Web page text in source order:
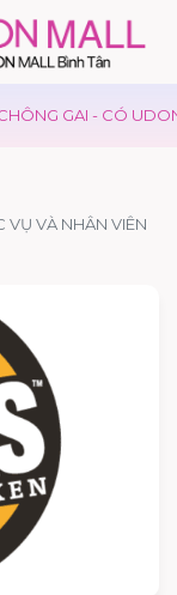
GAI - CÓ UDON
VỤ VÀ NHÂN VIÊN